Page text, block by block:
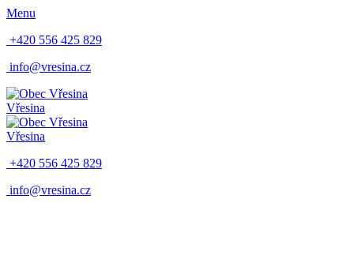
Menu
+420 556 425 829
info@vresina.cz
Vřesina
Vřesina
+420 556 425 829
info@vresina.cz